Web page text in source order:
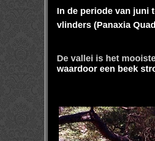
In de periode van juni
vlinders (Panaxia
De vallei is het
waardoor een beek